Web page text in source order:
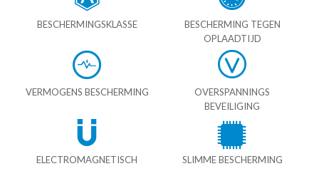
BESCHERMINGSKLASSE
BESCHERMING TEGEN
OPLAADTIJD
VERMOGENS BESCHERMING
OVERSPANNINGS
BEVEILIGING
ELECTROMAGNETISCH SLIMME BESCHERMING